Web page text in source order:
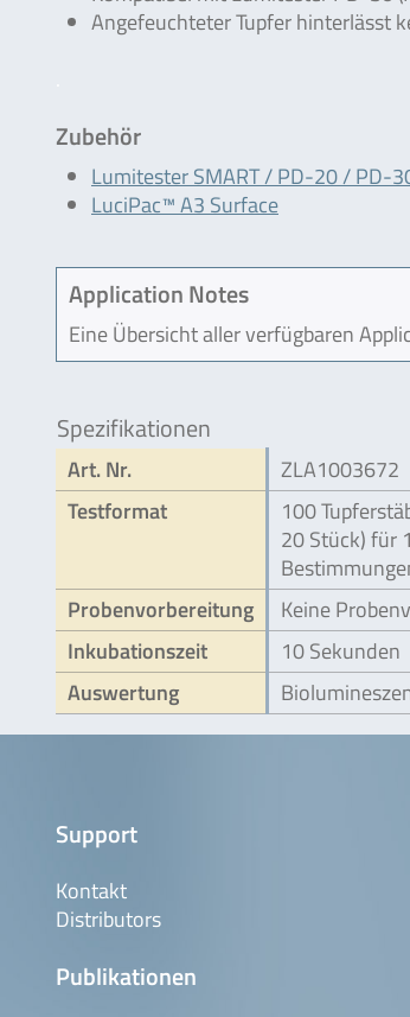
Angefeuchteter Tupfer hinterlässt
Zubehör
Lumitester SMART / PD-20 / PD-
LuciPac™ A3 Surface
Application Notes
Eine Übersicht aller verfügbaren
Spezifikationen
Art. Nr.
ZLA1003672
Testformat
100
20 Stück) für
Probenvorbereitung
Keine
Inkubationszeit
10 Sekunden
Auswertung
Support
Kontakt
Distributors
Publikationen